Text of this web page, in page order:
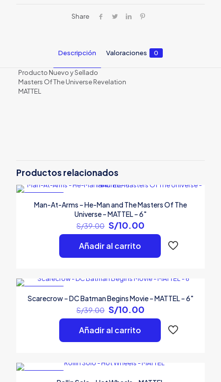
Share
Descripción Valoraciones 0
Producto Nuevo y Sellado
Masters Of The Universe Revelation
MATTEL
Masters Of The Universe Revelation –
MATTEL”
Tu dirección de correo electrónico no será publicada.
campos obligatorios están marcados con*
1 de 5
2 de 5
3 de 5
Nombre
Productos relacionados
Man-At-Arms – He-Man and The Masters Of The
Universe – MATTEL – 6″
S/39.00 El
precio
original
era:
S/39.00.
S/10.00
precio
actual
S/10.00.
Añadir al carrito
Scarecrow – DC Batman Begins Movie – MATTEL – 6″
S/39.00 El
precio
original
era:
S/39.00.
S/10.00
precio
actual
S/10.00.
Añadir al carrito